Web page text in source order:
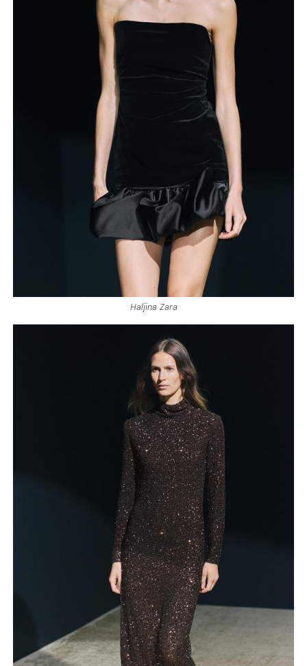
Haljina Zara